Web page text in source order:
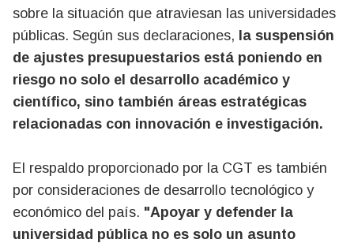
sobre la situación que atraviesan las universidades
públicas. Según sus declaraciones, la suspensión
de ajustes presupuestarios está poniendo en
riesgo no solo el desarrollo académico y
científico, sino también áreas estratégicas
relacionadas con innovación e investigación.
El respaldo proporcionado por la CGT es también
por consideraciones de desarrollo tecnológico y
económico del país. "Apoyar y defender la
universidad pública no es solo un asunto